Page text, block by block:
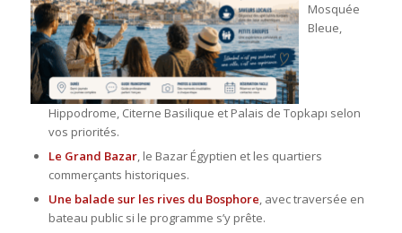
Mosquée
Bleue,
Hippodrome, Citerne Basilique et Palais de Topkapı selon
vos priorités.
Le Grand Bazar, le Bazar Égyptien et les quartiers
commerçants historiques.
Une balade sur les rives du Bosphore, avec traversée en
bateau public si le programme s’y prête.